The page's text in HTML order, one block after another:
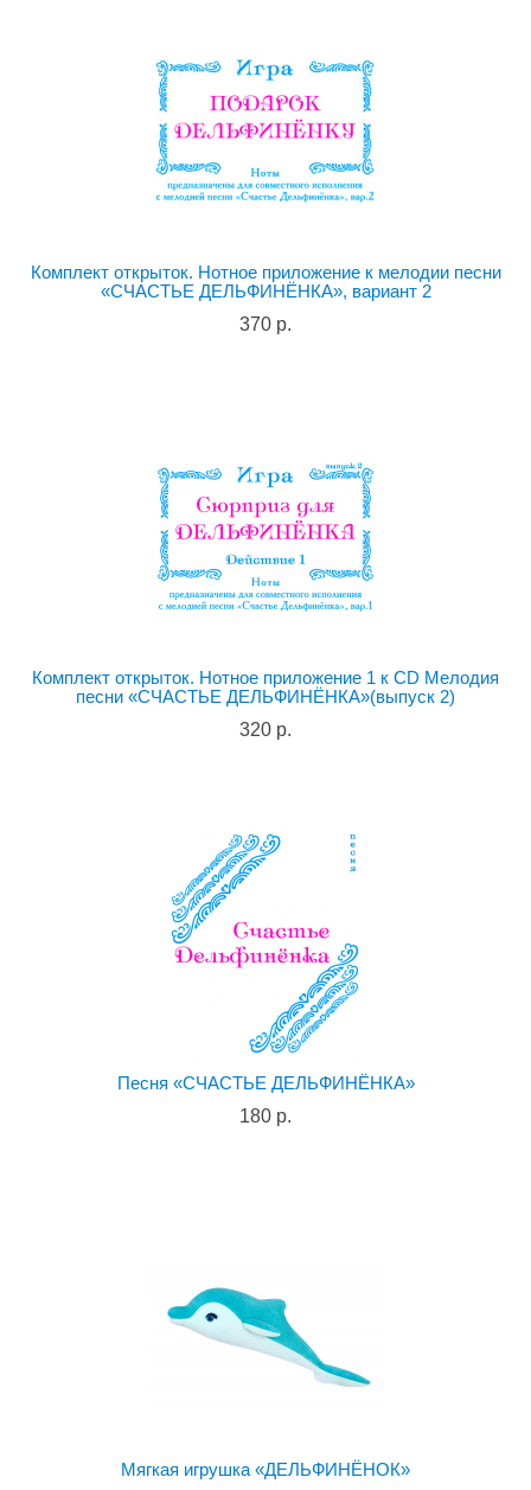
Комплект открыток. Нотное приложение к мелодии песни
«СЧАСТЬЕ ДЕЛЬФИНЁНКА», вариант 2
370 р.
Комплект открыток. Нотное приложение 1 к CD Мелодия
песни «СЧАСТЬЕ ДЕЛЬФИНЁНКА»(выпуск 2)
320 р.
Песня «СЧАСТЬЕ ДЕЛЬФИНЁНКА»
180 р.
Мягкая игрушка «ДЕЛЬФИНЁНОК»